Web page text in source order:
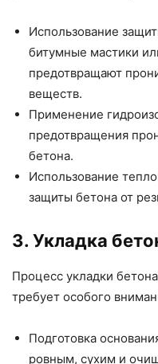
Использование
битумные мастики
предотвращают
веществ.
Применение
предотвращения
бетона.
Использование
защиты бетона от
3. Укладка
Процесс укладки
требует особого
Подготовка
ровным, сухим и